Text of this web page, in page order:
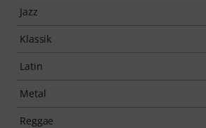
Jazz
Klassik
Latin
Metal
Reggae